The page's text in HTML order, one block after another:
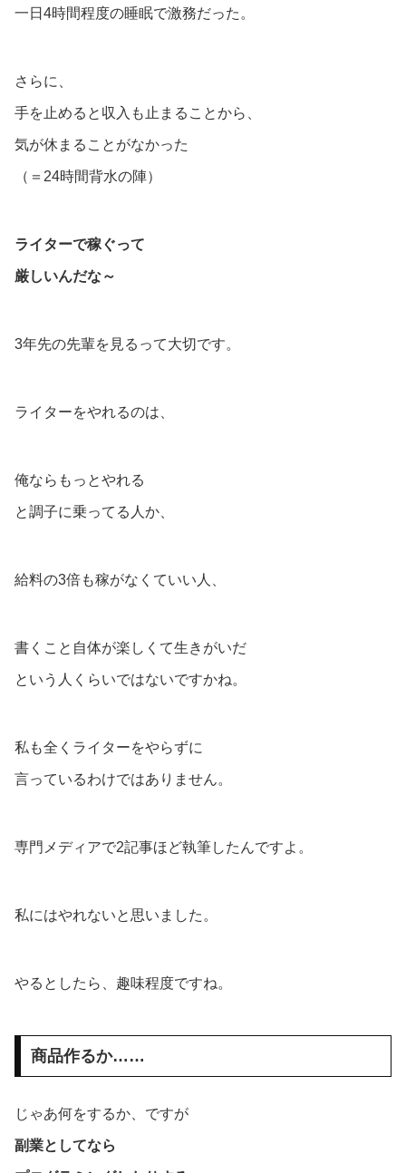
一日4時間程度の睡眠で激務だった。
さらに、
手を止めると収入も止まることから、
気が休まることがなかった
（＝24時間背水の陣）
ライターで稼ぐって
厳しいんだな～
3年先の先輩を見るって大切です。
ライターをやれるのは、
俺ならもっとやれる
と調子に乗ってる人か、
給料の3倍も稼がなくていい人、
書くこと自体が楽しくて生きがいだ
という人くらいではないですかね。
私も全くライターをやらずに
言っているわけではありません。
専門メディアで2記事ほど執筆したんですよ。
私にはやれないと思いました。
やるとしたら、趣味程度ですね。
商品作るか……
じゃあ何をするか、ですが
副業としてなら